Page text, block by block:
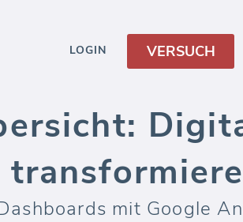
LOGIN VERSUCH
mit Google